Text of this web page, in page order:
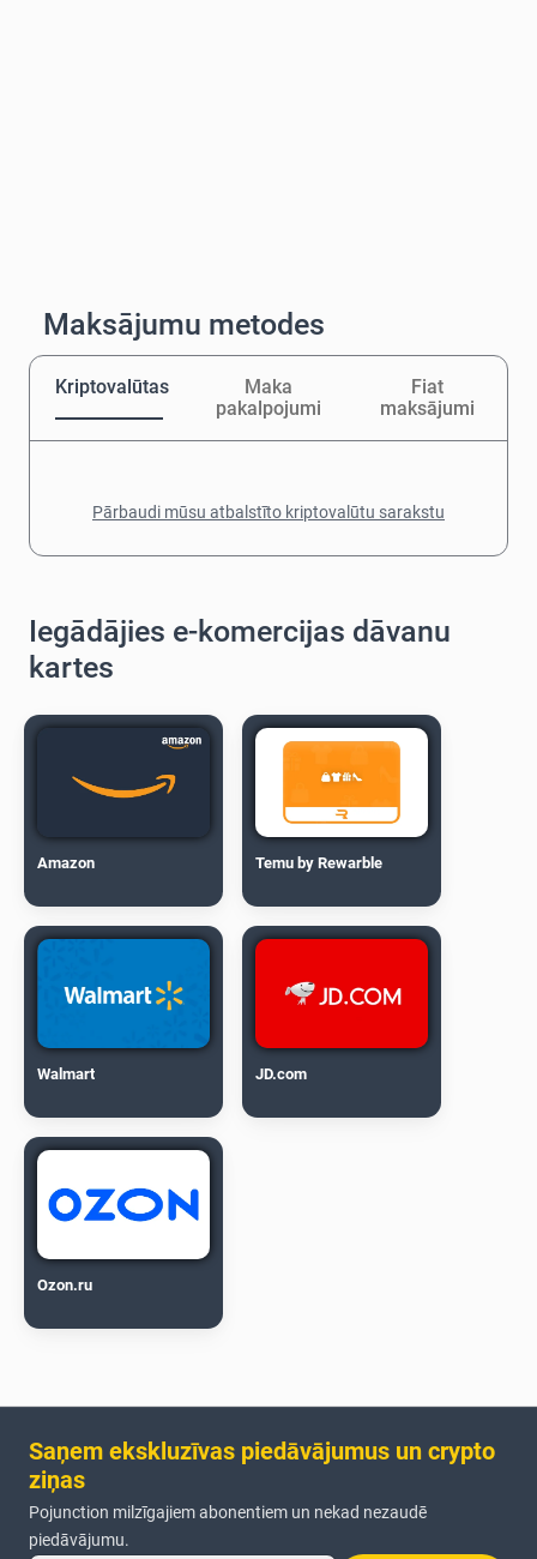
Maksājumu metodes
Kriptovalūtas
Maka
pakalpojumi
Fiat
maksājumi
Pārbaudi mūsu atbalstīto kriptovalūtu sarakstu
Iegādājies e-komercijas dāvanu
kartes
Amazon Temu by Rewarble
Walmart JD.com
Ozon.ru
Saņem ekskluzīvas piedāvājumus un crypto
ziņas
Pojunction milzīgajiem abonentiem un nekad nezaudē
piedāvājumu.